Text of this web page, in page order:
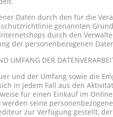
Daten durch den für die
genannten
durch den
der personenbezogenen
UMFANG DER
und der Umfang sowie die
in jedem Fall aus den
für einen Einkauf im
seine
zur Verfügung gestellt,